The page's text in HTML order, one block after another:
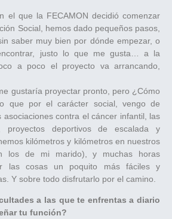
el que la FECAMON decidió comenzar
Social, hemos dado pequeños pasos,
saber muy bien por dónde empezar, o
justo lo que me gusta… a la
a poco el proyecto va arrancando,
gustaría proyectar pronto, pero ¿Cómo
que por el carácter social, vengo de
asociaciones contra el cáncer infantil, las
proyectos deportivos de escalada y
kilómetros y kilómetros en nuestros
los de mi marido), y muchas horas
las cosas un poquito más fáciles y
Y sobre todo disfrutarlo por el camino.
a las que te enfrentas a diario
tu función?